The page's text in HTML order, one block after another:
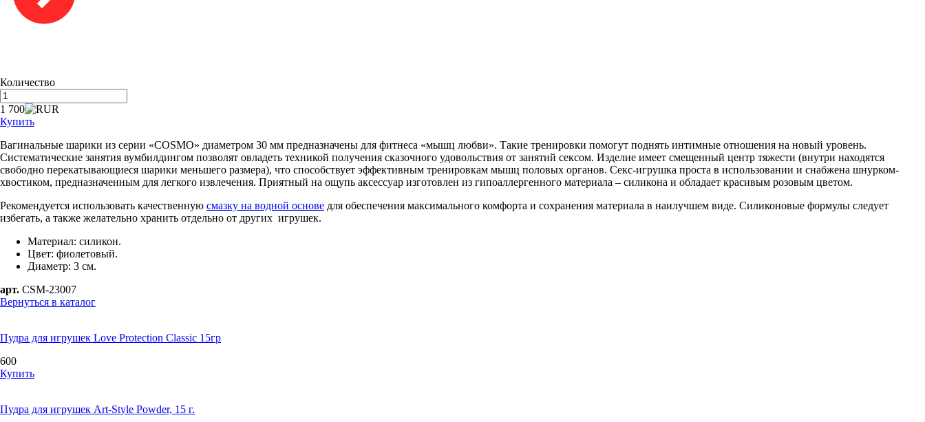
Количество
1 700
Купить
Вагинальные шарики из серии «COSMO» диаметром 30 мм предназначены для фитнеса «мышц любви». Такие тренировки помогут поднять интимные отношения на новый уровень.
Систематические занятия вумбилдингом позволят овладеть техникой получения сказочного удовольствия от занятий сексом. Изделие имеет смещенный центр тяжести (внутри находятся
свободно перекатывающиеся шарики меньшего размера), что способствует эффективным тренировкам мышц половых органов. Секс-игрушка проста в использовании и снабжена шнурком-
хвостиком, предназначенным для легкого извлечения. Приятный на ощупь аксессуар изготовлен из гипоаллергенного материала – силикона и обладает красивым розовым цветом.
Рекомендуется использовать качественную смазку на водной основе для обеспечения максимального комфорта и сохранения материала в наилучшем виде. Силиконовые формулы следует
избегать, а также желательно хранить отдельно от других игрушек.
Материал: силикон.
Цвет: фиолетовый.
Диаметр: 3 см.
арт. CSM-23007
Вернуться в каталог
Пудра для игрушек Love Protection Classic 15гр
600
Купить
Пудра для игрушек Art-Style Powder, 15 г.